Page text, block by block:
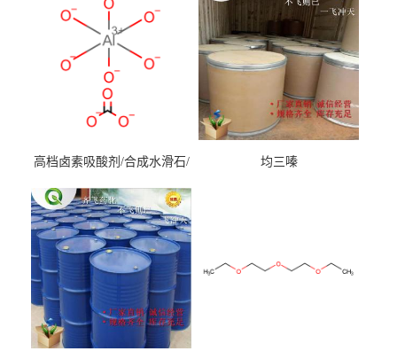
高档卤素吸酸剂/合成水滑石/
均三嗪